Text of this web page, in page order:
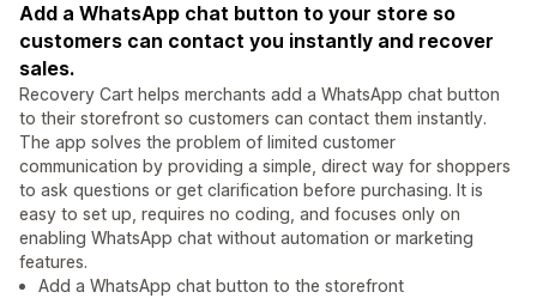
Add a WhatsApp chat button to your store so
customers can contact you instantly and recover
sales.
Recovery Cart helps merchants add a WhatsApp chat button
to their storefront so customers can contact them instantly.
The app solves the problem of limited customer
communication by providing a simple, direct way for shoppers
to ask questions or get clarification before purchasing. It is
easy to set up, requires no coding, and focuses only on
enabling WhatsApp chat without automation or marketing
features.
Add a WhatsApp chat button to the storefront